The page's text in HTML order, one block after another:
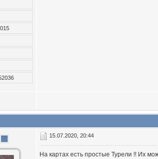
15.07.2020, 20:44
На картах есть простые Турели !! Их